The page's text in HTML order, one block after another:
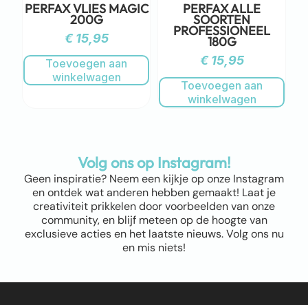
PERFAX VLIES MAGIC
200G
€15,95
Toevoegen aan
winkelwagen
PERFAX ALLE
SOORTEN
PROFESSIONEEL
180G
€15,95
Toevoegen aan
winkelwagen
Volg ons op Instagram!
Geen inspiratie? Neem een kijkje op onze Instagram
en ontdek wat anderen hebben gemaakt! Laat je
creativiteit prikkelen door voorbeelden van onze
community, en blijf meteen op de hoogte van
exclusieve acties en het laatste nieuws. Volg ons nu
en mis niets!